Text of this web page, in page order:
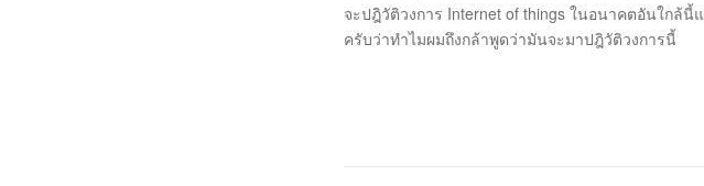
จะปฎิวัติวงการ Internet of things ในอนาคตอันใกล้
ครับว่าทำไมผมถึงกล้าพูดว่ามันจะมาปฎิวัติวงการนี้